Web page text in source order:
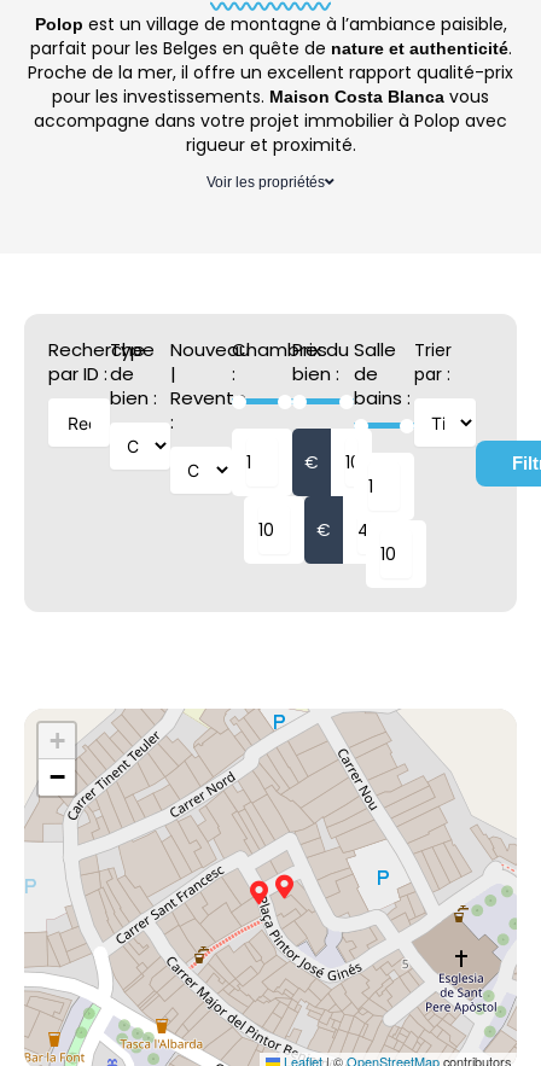
Polop est un village de montagne à l’ambiance paisible,
parfait pour les Belges en quête de nature et authenticité.
Proche de la mer, il offre un excellent rapport qualité-prix
pour les investissements. Maison Costa Blanca vous
accompagne dans votre projet immobilier à Polop avec
rigueur et proximité.
Voir les propriétés
Recherche
par ID :
Type
de
bien :
Nouveau
|
Revente
:
Chambres
:
Prix du
bien :
€
€
Salle
de
bains :
Trier
par :
+
−
Leaflet|©OpenStreetMapcontributors